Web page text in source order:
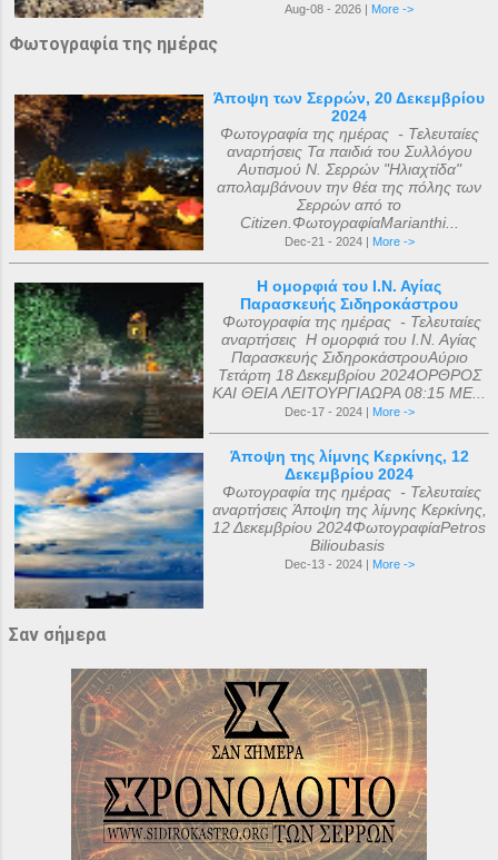
Aug-08 - 2026 | More ->
Φωτογραφία της ημέρας
Άποψη των Σερρών, 20 Δεκεμβρίου
2024
Φωτογραφία της ημέρας - Τελευταίες
αναρτήσεις Τα παιδιά του Συλλόγου
Αυτισμού Ν. Σερρών "Ηλιαχτίδα"
απολαμβάνουν την θέα της πόλης των
Σερρών από το
Citizen.ΦωτογραφίαMarianthi...
Dec-21 - 2024 | More ->
Η ομορφιά του Ι.Ν. Αγίας
Παρασκευής Σιδηροκάστρου
Φωτογραφία της ημέρας - Τελευταίες
αναρτήσεις Η ομορφιά του Ι.Ν. Αγίας
Παρασκευής ΣιδηροκάστρουΑύριο
Τετάρτη 18 Δεκεμβρίου 2024ΟΡΘΡΟΣ
ΚΑΙ ΘΕΙΑ ΛΕΙΤΟΥΡΓΙΑΩΡΑ 08:15 ΜΕ...
Dec-17 - 2024 | More ->
Άποψη της λίμνης Κερκίνης, 12
Δεκεμβρίου 2024
Φωτογραφία της ημέρας - Τελευταίες
αναρτήσεις Άποψη της λίμνης Κερκίνης,
12 Δεκεμβρίου 2024ΦωτογραφίαPetros
Bilioubasis
Dec-13 - 2024 | More ->
Σαν σήμερα